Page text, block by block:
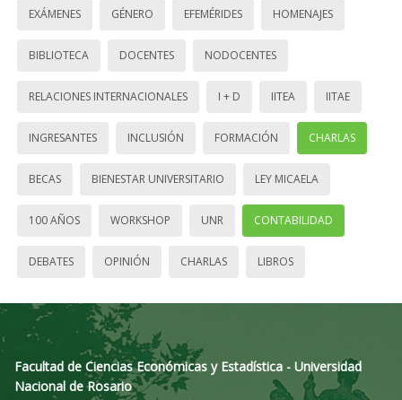
EXÁMENES GÉNERO EFEMÉRIDES HOMENAJES
BIBLIOTECA DOCENTES NODOCENTES
RELACIONES INTERNACIONALES I + D IITEA IITAE
INGRESANTES INCLUSIÓN FORMACIÓN CHARLAS
BECAS BIENESTAR UNIVERSITARIO LEY MICAELA
100 AÑOS WORKSHOP UNR CONTABILIDAD
DEBATES OPINIÓN CHARLAS LIBROS
Facultad de Ciencias Económicas y Estadística - Universidad
Nacional de Rosario